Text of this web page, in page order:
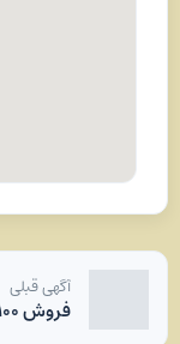
آگهی قبلی
فروش ۱۰۰ متر دوخوابه/طبقات اخر/دامون ۶ صدف